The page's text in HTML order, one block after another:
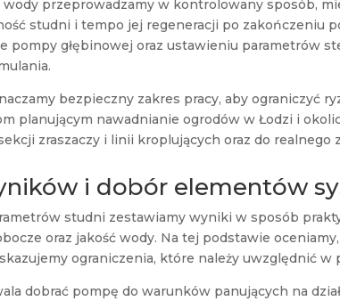
przeprowadzamy w kontrolowany sposób,
studni i tempo jej regeneracji po zakończeniu
pompy głębinowej oraz ustawieniu parametrów
bezpieczny zakres pracy, aby ograniczyć
planującym nawadnianie ogrodów w Łodzi i
zraszaczy i linii kroplujących oraz do realnego
i dobór elementów
studni zestawiamy wyniki w sposób
oraz jakość wody. Na tej podstawie
ograniczenia, które należy uwzględnić w
dobrać pompę do warunków panujących na